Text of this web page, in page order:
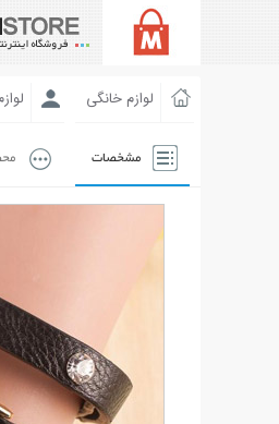
لوازم خانگی
مشخصات